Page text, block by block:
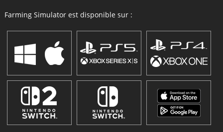
Farming Simulator est disponible sur :